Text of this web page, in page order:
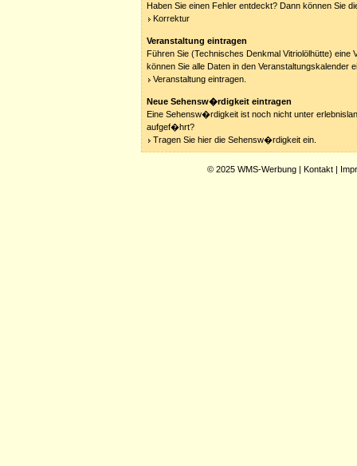
Haben Sie einen Fehler entdeckt? Dann können Sie
Korrektur
Veranstaltung eintragen
Führen Sie (Technisches Denkmal Vitriolölhütte) eine
können Sie alle Daten in den Veranstaltungskalender
Veranstaltung eintragen.
Neue Sehensw�rdigkeit eintragen
Eine Sehensw�rdigkeit ist noch nicht unter
aufgef�hrt?
Tragen Sie hier die Sehensw�rdigkeit ein.
© 2025 WMS-Werbung | Kontakt |